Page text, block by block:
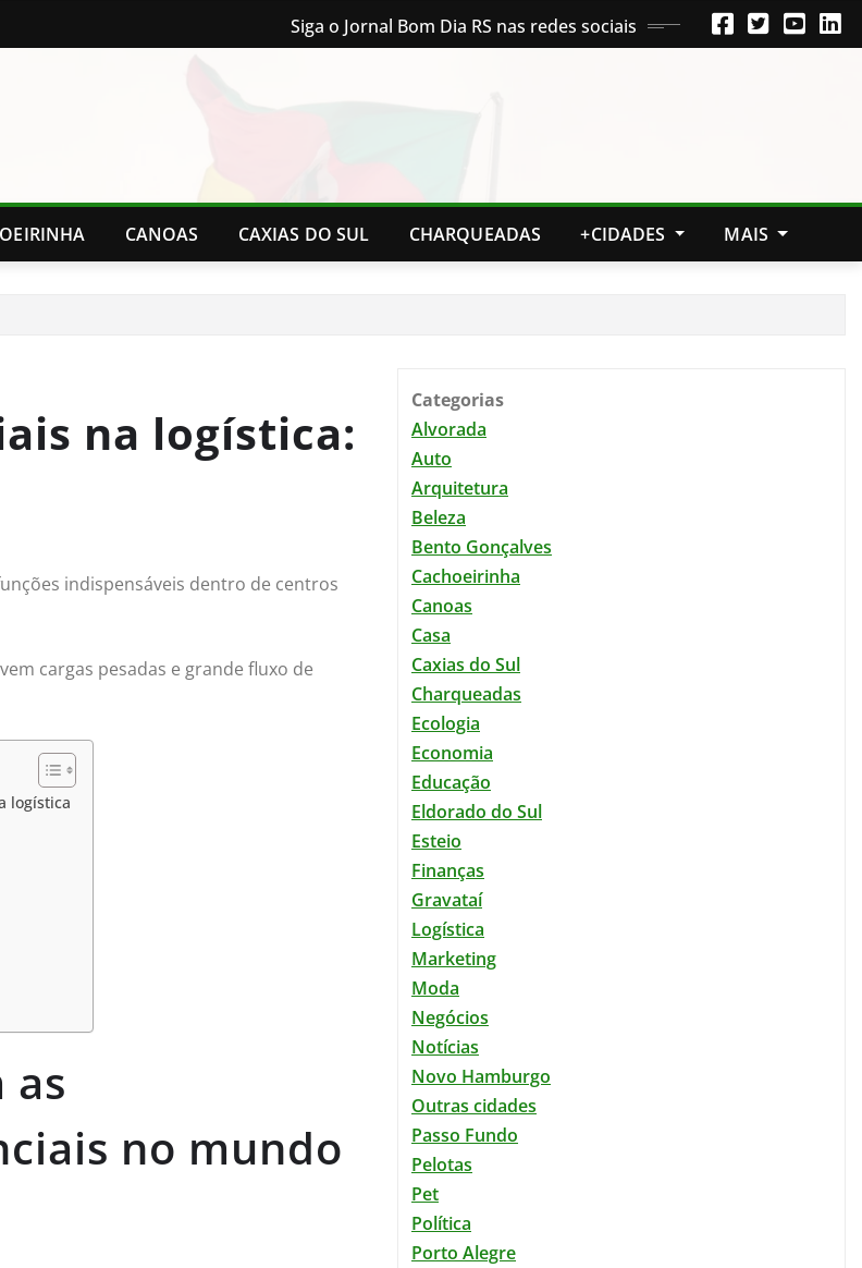
Siga o Jornal Bom Dia RS nas redes sociais
CANOAS CAXIAS DO SUL CHARQUEADAS +CIDADES MAIS
na logística:
indispensáveis dentro de centros
cargas pesadas e grande fluxo de
logística
as
no mundo
Categorias
Alvorada
Auto
Arquitetura
Beleza
Bento Gonçalves
Cachoeirinha
Canoas
Casa
Caxias do Sul
Charqueadas
Ecologia
Economia
Educação
Eldorado do Sul
Esteio
Finanças
Gravataí
Logística
Marketing
Moda
Negócios
Notícias
Novo Hamburgo
Outras cidades
Passo Fundo
Pelotas
Pet
Política
Porto Alegre